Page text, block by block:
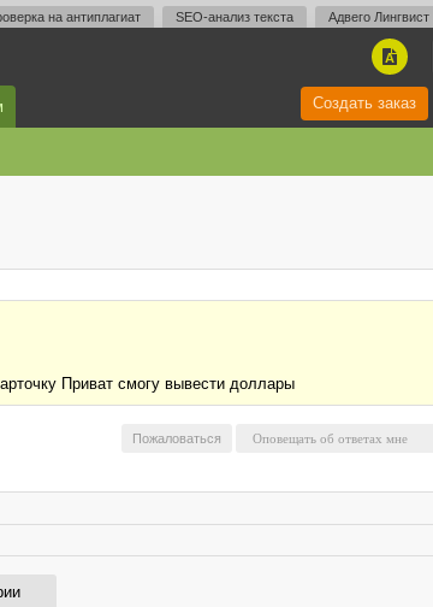
на антиплагиат SEO-анализ текста Адвего Лингвист
A
Создать заказ
Приват смогу вывести доллары
Пожаловаться